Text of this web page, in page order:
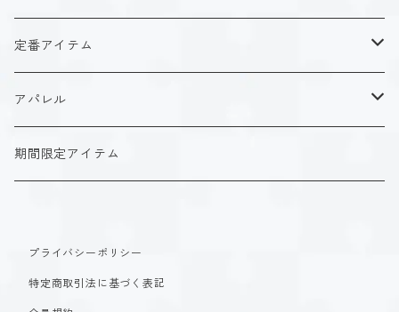
ISFJ（花園 明日香）
INFP（夜月 夢乃）
アクリルストラップ
アクリルスタンド
タイプ１-正す人
タイプ２-助ける人
ホーリーデザイン
ダークデザイン
定番アイテム
アクリルスタンド
マグカップ
魔法スタイル
生命魔法~Vitality~
自然魔法~Elemental~
創造魔法~Genesis~
αシリーズ
βシリーズ
アクリルストラップ
アクリルスタンド
定番アイテム
アクリルストラップ
アクリルスタンド
アパレル
Tシャツ
パーカー
期間限定アイテム
プライバシーポリシー
特定商取引法に基づく表記